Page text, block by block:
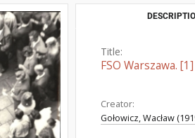
Title:
FSO Warszawa. [1]
Creator:
Gołowicz, Wacław